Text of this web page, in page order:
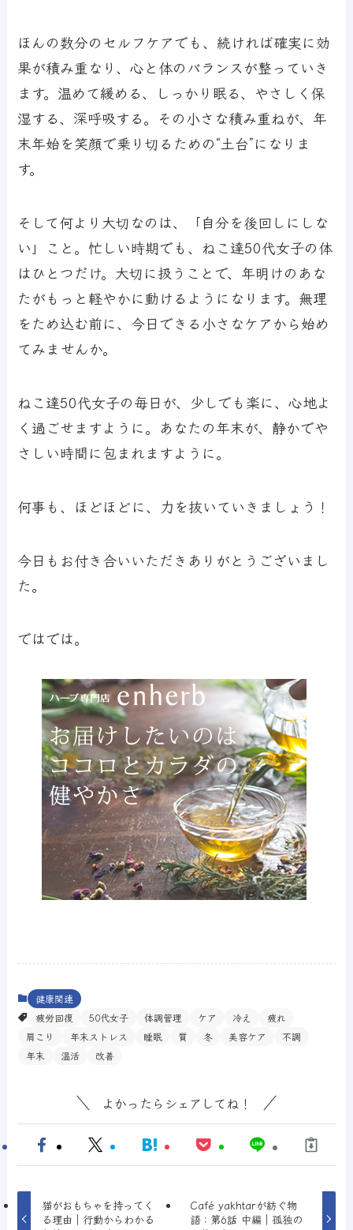
ほんの数分のセルフケアでも、続ければ確実に効
果が積み重なり、心と体のバランスが整っていき
ます。温めて緩める、しっかり眠る、やさしく保
湿する、深呼吸する。その小さな積み重ねが、年
末年始を笑顔で乗り切るための“土台”になりま
す。
そして何より大切なのは、「自分を後回しにしな
い」こと。忙しい時期でも、ねこ達50代女子の体
はひとつだけ。大切に扱うことで、年明けのあな
たがもっと軽やかに動けるようになります。無理
をため込む前に、今日できる小さなケアから始め
てみませんか。
ねこ達50代女子の毎日が、少しでも楽に、心地よ
く過ごせますように。あなたの年末が、静かでや
さしい時間に包まれますように。
何事も、ほどほどに、力を抜いていきましょう！
今日もお付き合いいただきありがとうございまし
た。
ではでは。
健康関連
疲労回復
50代女子 体調管理 ケア 冷え
疲れ
肩こり
年末ストレス 睡眠 質 冬 美容ケア
不調
年末
温活 改善
よかったらシェアしてね！
猫がおもちゃを持ってく
る理由｜行動からわかる
Café yakhtarが紡ぐ物
語：第6話 中編｜孤独の